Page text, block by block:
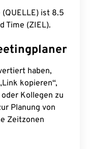
ist 8.5
Time (ZIEL).
haben,
kopieren“,
Kollegen zu
Planung von
Zeitzonen